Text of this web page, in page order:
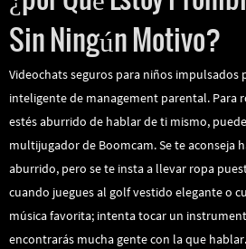
Sin Ningún Motivo?
Videochats seguros para niños impulsados
inteligente de management parental. Para
estés aburrido de hablar de ti mismo,
multijugador de Boomcam. Se te aconseja
aburrido, pero se te insta a llevar ropa
cuando juegues al golf vestido elegante o
música favorita; intenta tocar un
encontrarás mucha gente con la que